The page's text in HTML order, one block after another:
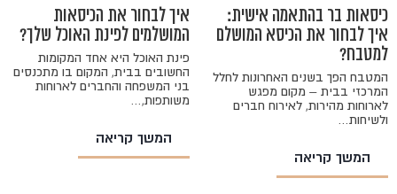
כיסאות בר בהתאמה אישית:
איך לבחור את הכיסא המושלם
למטבח?
המטבח הפך בשנים האחרונות לחלל
המרכזי בבית – מקום מפגש
לארוחות מהירות, לאירוח חברים
ולשיחות…
המשך קריאה
איך לבחור את הכיסאות
המושלמים לפינת האוכל שלך?
פינת האוכל היא אחד המקומות
החשובים בבית, המקום בו מתכנסים
בני המשפחה והחברים לארוחות
משותפות,…
המשך קריאה